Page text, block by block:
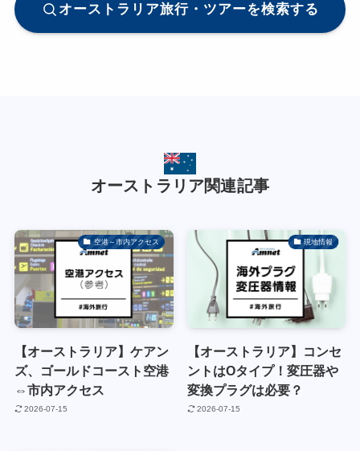
オーストラリア旅行・ツアーを検索する
オーストラリア関連記事
空港～市内アクセス
【オーストラリア】ケアン
ズ、ゴールドコースト空港
⇔市内アクセス
2026-07-15
現地情報
【オーストラリア】コンセ
ントはOタイプ！変圧器や
変換プラグは必要？
2026-07-15